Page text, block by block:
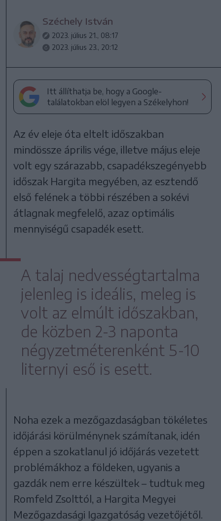
Széchely István
2023. július 21., 08:17
2023. július 23., 20:12
Itt állíthatja be, hogy a Google-
találatokban elöl legyen a Székelyhon!
Az év eleje óta eltelt időszakban
mindössze április vége, illetve május eleje
volt egy szárazabb, csapadékszegényebb
időszak Hargita megyében, az esztendő
első felének a többi részében a sokévi
átlagnak megfelelő, azaz optimális
mennyiségű csapadék esett.
A talaj nedvességtartalma
jelenleg is ideális, meleg is
volt az elmúlt időszakban,
de közben 2-3 naponta
négyzetméterenként 5-10
liternyi eső is esett.
Noha ezek a mezőgazdaságban tökéletes
időjárási körülménynek számítanak, idén
éppen a szokatlanul jó időjárás vezetett
problémákhoz a földeken, ugyanis a
gazdák nem erre készültek – tudtuk meg
Romfeld Zsolttól, a Hargita Megyei
Mezőgazdasági Igazgatóság vezetőjétől.